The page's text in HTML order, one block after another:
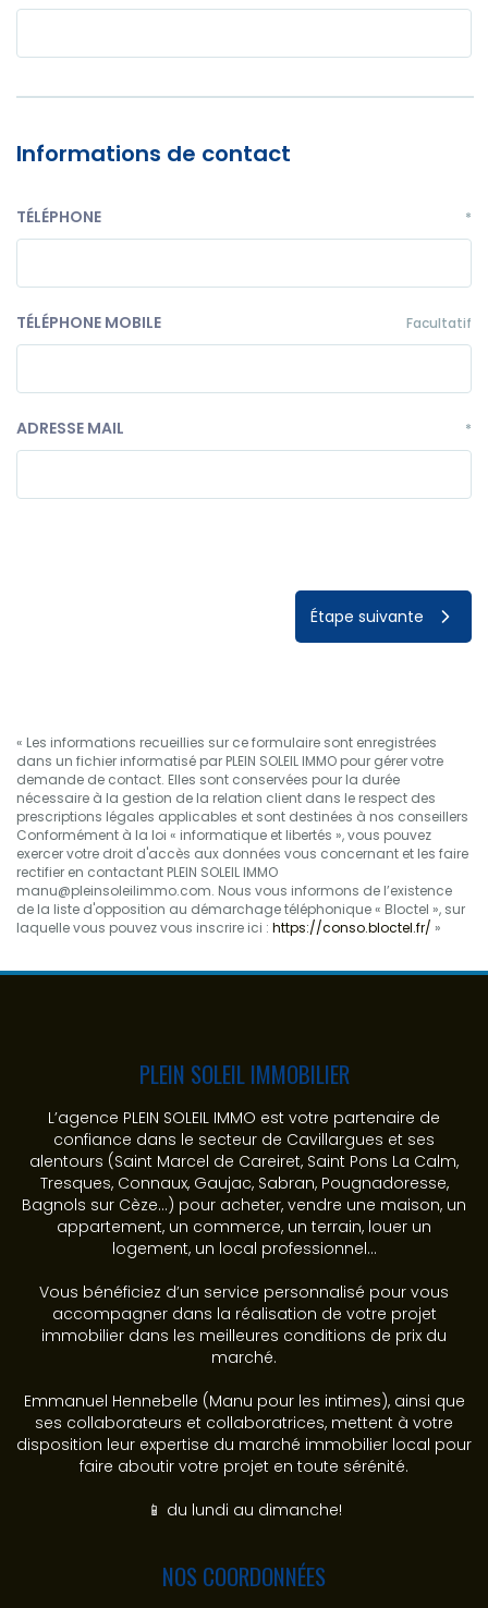
Informations de contact
TÉLÉPHONE *
TÉLÉPHONE MOBILE Facultatif
ADRESSE MAIL *
Étape suivante
« Les informations recueillies sur ce formulaire sont enregistrées
dans un fichier informatisé par PLEIN SOLEIL IMMO pour gérer votre
demande de contact. Elles sont conservées pour la durée
nécessaire à la gestion de la relation client dans le respect des
prescriptions légales applicables et sont destinées à nos conseillers
Conformément à la loi « informatique et libertés », vous pouvez
exercer votre droit d'accès aux données vous concernant et les faire
rectifier en contactant PLEIN SOLEIL IMMO
manu@pleinsoleilimmo.com. Nous vous informons de l’existence
de la liste d'opposition au démarchage téléphonique « Bloctel », sur
laquelle vous pouvez vous inscrire ici : https://conso.bloctel.fr/ »
PLEIN SOLEIL IMMOBILIER
L’agence PLEIN SOLEIL IMMO est votre partenaire de
confiance dans le secteur de Cavillargues et ses
alentours (Saint Marcel de Careiret, Saint Pons La Calm,
Tresques, Connaux, Gaujac, Sabran, Pougnadoresse,
Bagnols sur Cèze...) pour acheter, vendre une maison, un
appartement, un commerce, un terrain, louer un
logement, un local professionnel...
Vous bénéficiez d’un service personnalisé pour vous
accompagner dans la réalisation de votre projet
immobilier dans les meilleures conditions de prix du
marché.
Emmanuel Hennebelle (Manu pour les intimes), ainsi que
ses collaborateurs et collaboratrices, mettent à votre
disposition leur expertise du marché immobilier local pour
faire aboutir votre projet en toute sérénité.
📱 du lundi au dimanche!
NOS COORDONNÉES